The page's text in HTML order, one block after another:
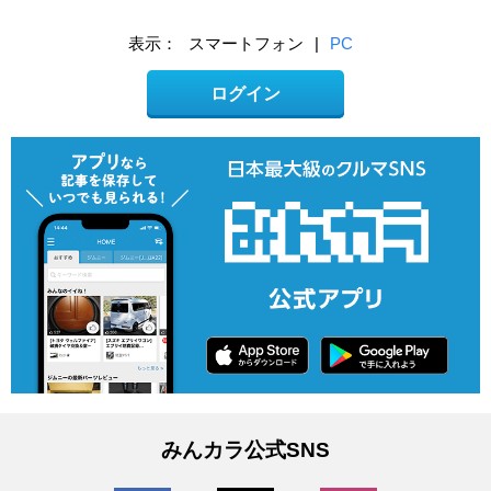
表示： スマートフォン | PC
ログイン
みんカラ公式SNS